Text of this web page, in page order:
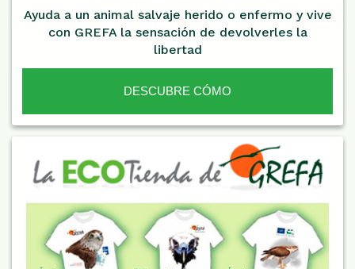
Ayuda a un animal salvaje herido o enfermo y vive
con GREFA la sensación de devolverles la
libertad
DESCUBRE CÓMO